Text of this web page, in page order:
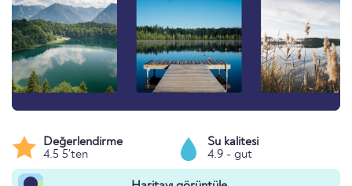
Değerlendirme
4.5 5'ten
Su kalitesi
4.9 - gut